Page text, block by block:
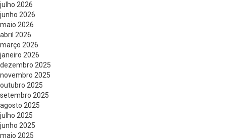
julho 2026
junho 2026
maio 2026
abril 2026
março 2026
janeiro 2026
dezembro 2025
novembro 2025
outubro 2025
setembro 2025
agosto 2025
julho 2025
junho 2025
maio 2025